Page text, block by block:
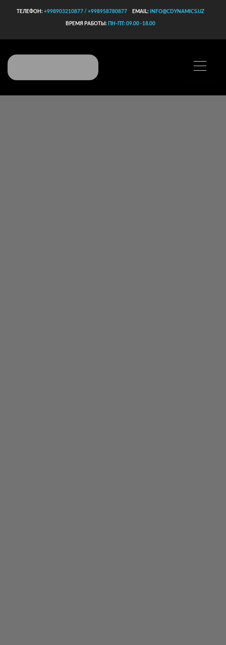
ТЕЛЕФОН: +998903210877 / +998958780877 EMAIL: INFO@CDYNAMICS.UZ
ВРЕМЯ РАБОТЫ: ПН-ПТ: 09.00 -18.00